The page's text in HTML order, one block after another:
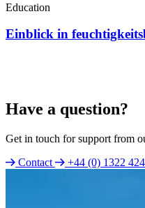
Education
Einblick in
Have a question?
Get in touch for support from
Contact
+44 (0) 1322